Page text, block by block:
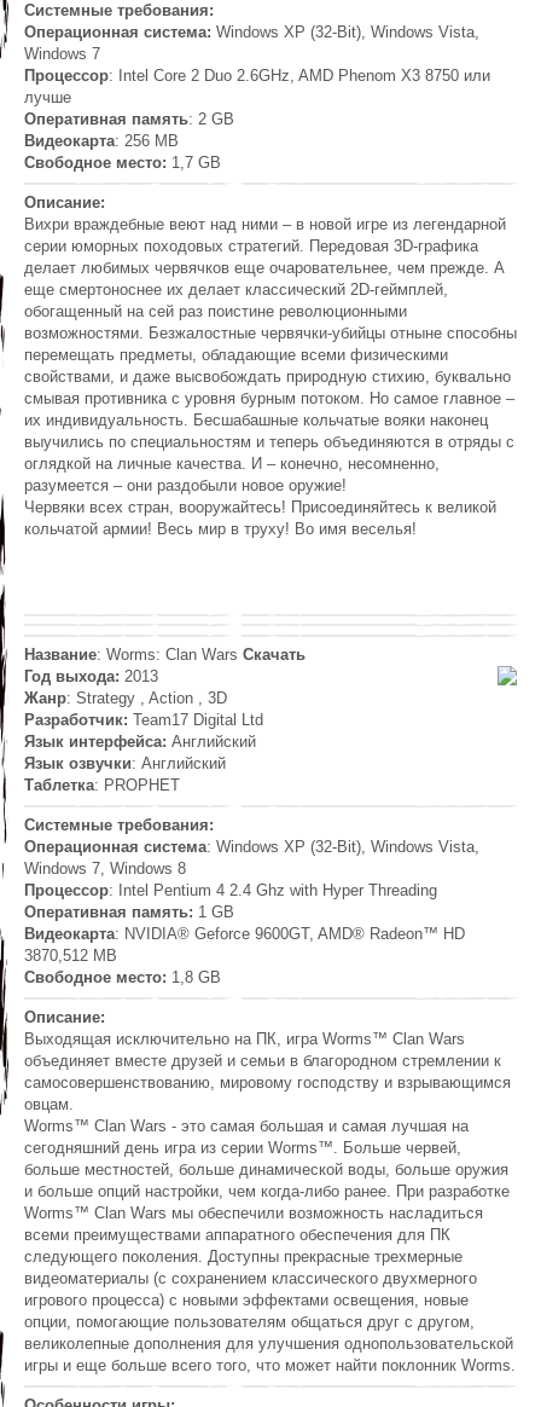
Системные требования:
Операционная система: Windows XP (32-Bit), Windows Vista,
Windows 7
Процессор: Intel Core 2 Duo 2.6GHz, AMD Phenom X3 8750 или
лучше
Оперативная память: 2 GB
Видеокарта: 256 MB
Свободное место: 1,7 GB
Описание:
Вихри враждебные веют над ними – в новой игре из легендарной
серии юморных походовых стратегий. Передовая 3D-графика
делает любимых червячков еще очаровательнее, чем прежде. А
еще смертоноснее их делает классический 2D-геймплей,
обогащенный на сей раз поистине революционными
возможностями. Безжалостные червячки-убийцы отныне способны
перемещать предметы, обладающие всеми физическими
свойствами, и даже высвобождать природную стихию, буквально
смывая противника с уровня бурным потоком. Но самое главное –
их индивидуальность. Бесшабашные кольчатые вояки наконец
выучились по специальностям и теперь объединяются в отряды с
оглядкой на личные качества. И – конечно, несомненно,
разумеется – они раздобыли новое оружие!
Червяки всех стран, вооружайтесь! Присоединяйтесь к великой
кольчатой армии! Весь мир в труху! Во имя веселья!
Название: Worms: Clan Wars Скачать
Год выхода: 2013
Жанр: Strategy , Action , 3D
Разработчик: Team17 Digital Ltd
Язык интерфейса: Английский
Язык озвучки: Английский
Таблетка: PROPHET
Системные требования:
Операционная система: Windows XP (32-Bit), Windows Vista,
Windows 7, Windows 8
Процессор: Intel Pentium 4 2.4 Ghz with Hyper Threading
Оперативная память: 1 GB
Видеокарта: NVIDIA® Geforce 9600GT, AMD® Radeon™ HD
3870,512 MB
Свободное место: 1,8 GB
Описание:
Выходящая исключительно на ПК, игра Worms™ Clan Wars
объединяет вместе друзей и семьи в благородном стремлении к
самосовершенствованию, мировому господству и взрывающимся
овцам.
Worms™ Clan Wars - это самая большая и самая лучшая на
сегодняшний день игра из серии Worms™. Больше червей,
больше местностей, больше динамической воды, больше оружия
и больше опций настройки, чем когда-либо ранее. При разработке
Worms™ Clan Wars мы обеспечили возможность насладиться
всеми преимуществами аппаратного обеспечения для ПК
следующего поколения. Доступны прекрасные трехмерные
видеоматериалы (с сохранением классического двухмерного
игрового процесса) с новыми эффектами освещения, новые
опции, помогающие пользователям общаться друг с другом,
великолепные дополнения для улучшения однопользовательской
игры и еще больше всего того, что может найти поклонник Worms.